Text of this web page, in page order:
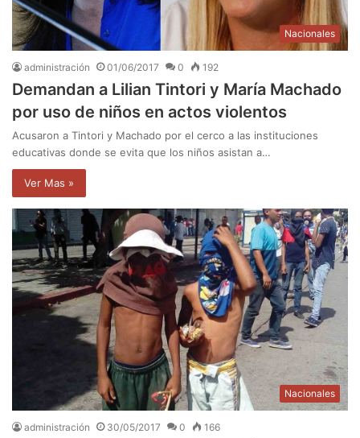
Nacionales
administración 01/06/2017 0 192
Demandan a Lilian Tintori y María Machado
por uso de niños en actos violentos
Acusaron a Tintori y Machado por el cerco a las instituciones
educativas donde se evita que los niños asistan a…
Ver Mas »
Nacionales
administración 30/05/2017 0 166